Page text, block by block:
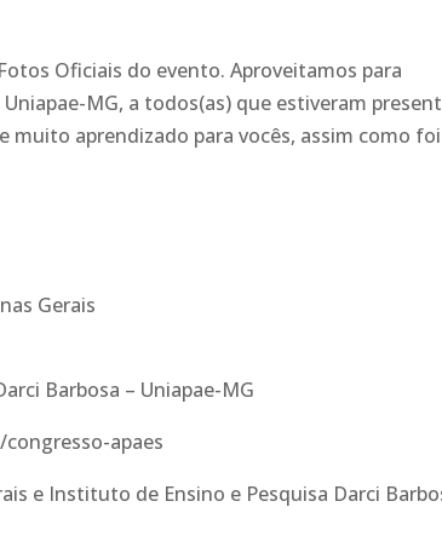
Oficiais do evento. Aproveitamos para
MG, a todos(as) que estiveram
aprendizado para vocês, assim como
Gerais
Barbosa – Uniapae-MG
apaes
e Instituto de Ensino e Pesquisa Darci